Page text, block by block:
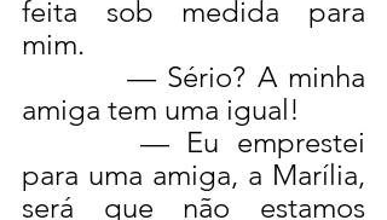
feita sob medida para
mim.
— Sério? A minha
amiga tem uma igual!
— Eu emprestei
para uma amiga, a Marília,
será que não estamos